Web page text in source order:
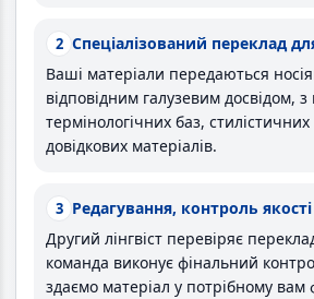
2 Спеціалізований переклад
Ваші матеріали передаються
відповідним галузевим досвідом,
термінологічних баз,
довідкових матеріалів.
3 Редагування, контроль
Другий лінгвіст перевіряє
команда виконує фінальний
здаємо матеріал у потрібному вам